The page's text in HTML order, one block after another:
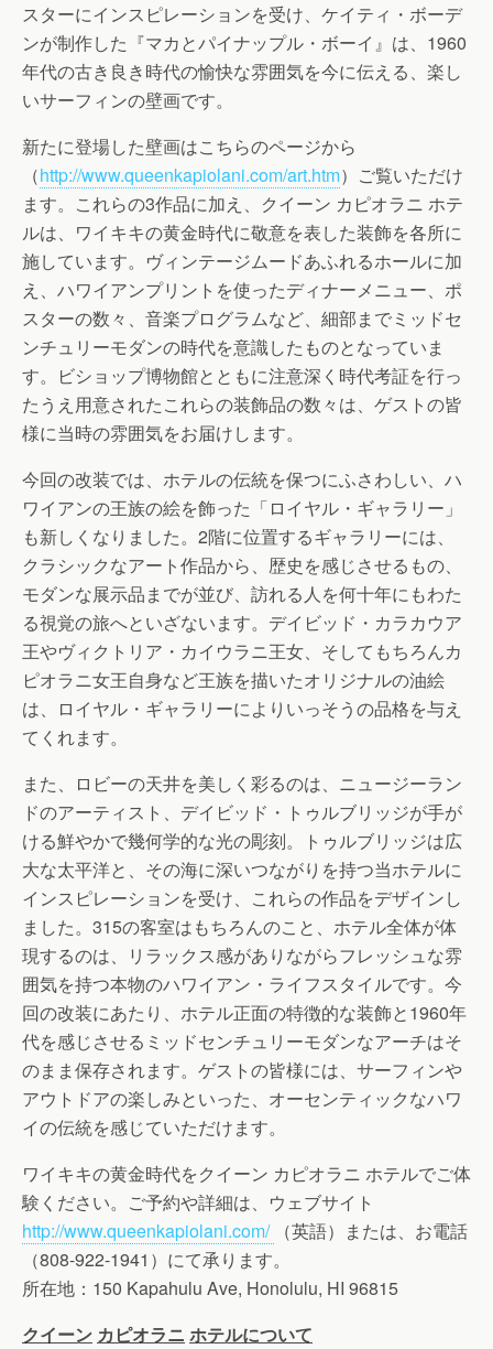
スターにインスピレーションを受け、ケイティ・ボーデ
ンが制作した『マカとパイナップル・ボーイ』は、1960
年代の古き良き時代の愉快な雰囲気を今に伝える、楽し
いサーフィンの壁画です。
新たに登場した壁画はこちらのページから
（http://www.queenkapiolani.com/art.htm）ご覧いただけ
ます。これらの3作品に加え、クイーン カピオラニ ホテ
ルは、ワイキキの黄金時代に敬意を表した装飾を各所に
施しています。ヴィンテージムードあふれるホールに加
え、ハワイアンプリントを使ったディナーメニュー、ポ
スターの数々、音楽プログラムなど、細部までミッドセ
ンチュリーモダンの時代を意識したものとなっていま
す。ビショップ博物館とともに注意深く時代考証を行っ
たうえ用意されたこれらの装飾品の数々は、ゲストの皆
様に当時の雰囲気をお届けします。
今回の改装では、ホテルの伝統を保つにふさわしい、ハ
ワイアンの王族の絵を飾った「ロイヤル・ギャラリー」
も新しくなりました。2階に位置するギャラリーには、
クラシックなアート作品から、歴史を感じさせるもの、
モダンな展示品までが並び、訪れる人を何十年にもわた
る視覚の旅へといざないます。デイビッド・カラカウア
王やヴィクトリア・カイウラニ王女、そしてもちろんカ
ピオラニ女王自身など王族を描いたオリジナルの油絵
は、ロイヤル・ギャラリーによりいっそうの品格を与え
てくれます。
また、ロビーの天井を美しく彩るのは、ニュージーラン
ドのアーティスト、デイビッド・トゥルブリッジが手が
ける鮮やかで幾何学的な光の彫刻。トゥルブリッジは広
大な太平洋と、その海に深いつながりを持つ当ホテルに
インスピレーションを受け、これらの作品をデザインし
ました。315の客室はもちろんのこと、ホテル全体が体
現するのは、リラックス感がありながらフレッシュな雰
囲気を持つ本物のハワイアン・ライフスタイルです。今
回の改装にあたり、ホテル正面の特徴的な装飾と1960年
代を感じさせるミッドセンチュリーモダンなアーチはそ
のまま保存されます。ゲストの皆様には、サーフィンや
アウトドアの楽しみといった、オーセンティックなハワ
イの伝統を感じていただけます。
ワイキキの黄金時代をクイーン カピオラニ ホテルでご体
験ください。ご予約や詳細は、ウェブサイト
http://www.queenkapiolani.com/ （英語）または、お電話
（808-922-1941）にて承ります。
所在地：150 Kapahulu Ave, Honolulu, HI 96815
クイーン カピオラニ ホテルについて